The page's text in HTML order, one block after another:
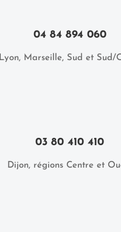
04 84 894 060
Lyon, Marseille, Sud et Sud/
03 80 410 410
Dijon, régions Centre et